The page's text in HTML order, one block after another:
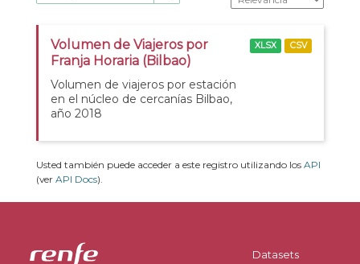
Volumen de Viajeros por
Franja Horaria (Bilbao)
Volumen de viajeros por estación
en el núcleo de cercanías Bilbao,
año 2018
XLSX CSV
Usted también puede acceder a este registro utilizando los API
(ver API Docs).
Datasets